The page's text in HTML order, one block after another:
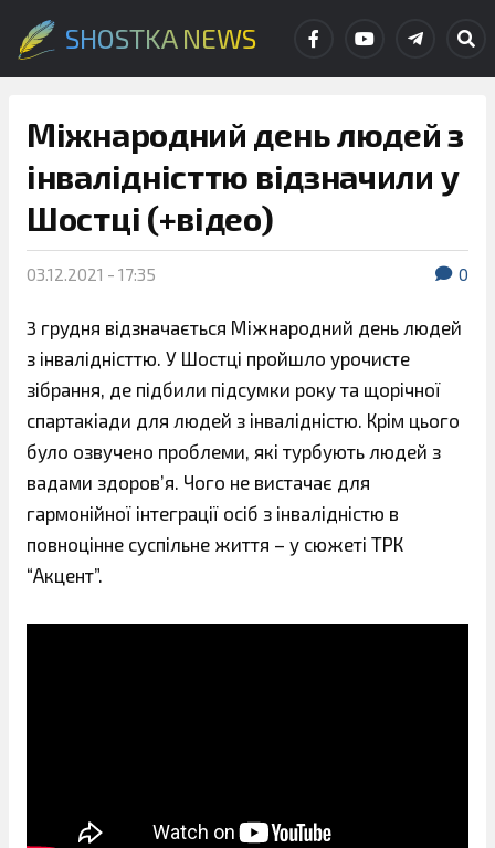
SHOSTKA NEWS
Міжнародний день людей з
інвалідністтю відзначили у
Шостці (+відео)
03.12.2021 - 17:35 0
3 грудня відзначається Міжнародний день людей
з інвалідністтю. У Шостці пройшло урочисте
зібрання, де підбили підсумки року та щорічної
спартакіади для людей з інвалідністю. Крім цього
було озвучено проблеми, які турбують людей з
вадами здоров’я. Чого не вистачає для
гармонійної інтеграції осіб з інвалідністю в
повноцінне суспільне життя – у сюжеті ТРК
“Акцент”.